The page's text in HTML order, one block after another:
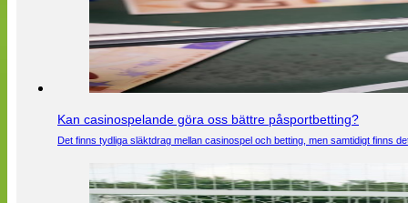
Kan casinospelande göra oss bättre påsportbetting?
Det finns tydliga släktdrag mellan casinospel och betting, men samtidigt finns